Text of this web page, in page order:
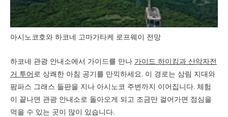
아시노코호와 하코네 고마가타케 로프웨이 전망
하코네 관광 안내소에서 가이드를 만나 가이드 하이킹과 산악자전
거 투어로 상쾌한 아침 공기를 만끽하세요. 이 경로는 삼림 지대와
팜파스 그래스 들판을 지나 아시노코 주변까지 이어집니다. 체험
이 끝나면 관광 안내소로 돌아오게 되고 조금만 걸어가면 점심을
먹을 수 있는 곳이 많이 있습니다.